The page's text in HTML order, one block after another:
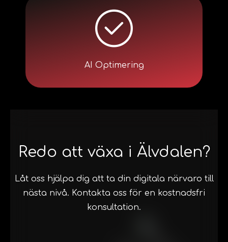
AI Optimering
Redo att växa i Älvdalen?
Låt oss hjälpa dig att ta din digitala närvaro till
nästa nivå. Kontakta oss för en kostnadsfri
konsultation.